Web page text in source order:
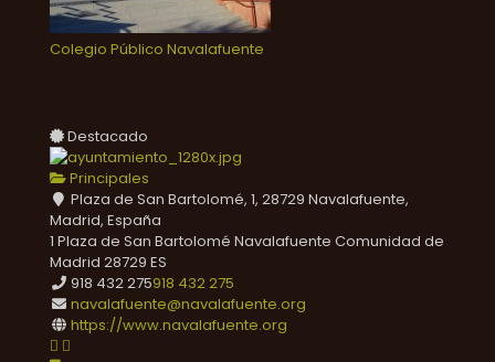
Colegio Público Navalafuente
Destacado
Principales
Plaza de San Bartolomé, 1, 28729 Navalafuente,
Madrid, España
1 Plaza de San Bartolomé Navalafuente Comunidad de
Madrid 28729 ES
918 432 275918 432 275
navalafuente@navalafuente.org
https://www.navalafuente.org